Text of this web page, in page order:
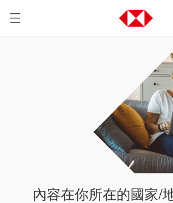
內容在你所在的國家/